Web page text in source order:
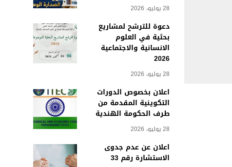
28 يوليو، 2026
دعوة للترشح لمشاريع
بحثية في العلوم
الانسانية والاجتماعية
2026
28 يوليو، 2026
اعلان بخصوص الدورات
التكوينية المقدمة من
طرف الحكومة الهندية
28 يوليو، 2026
اعلان عن عدم جدوى
الاستشارة رقم 33